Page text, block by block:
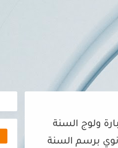
ولوج السنة
برسم السنة